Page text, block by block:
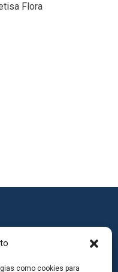
como cookies para
Flora